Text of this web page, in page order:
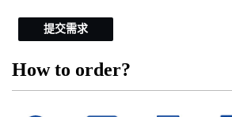
提交需求
How to order?